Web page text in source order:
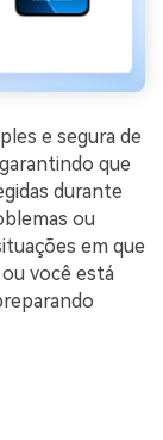
e segura de
que
durante
ou
em que
você está